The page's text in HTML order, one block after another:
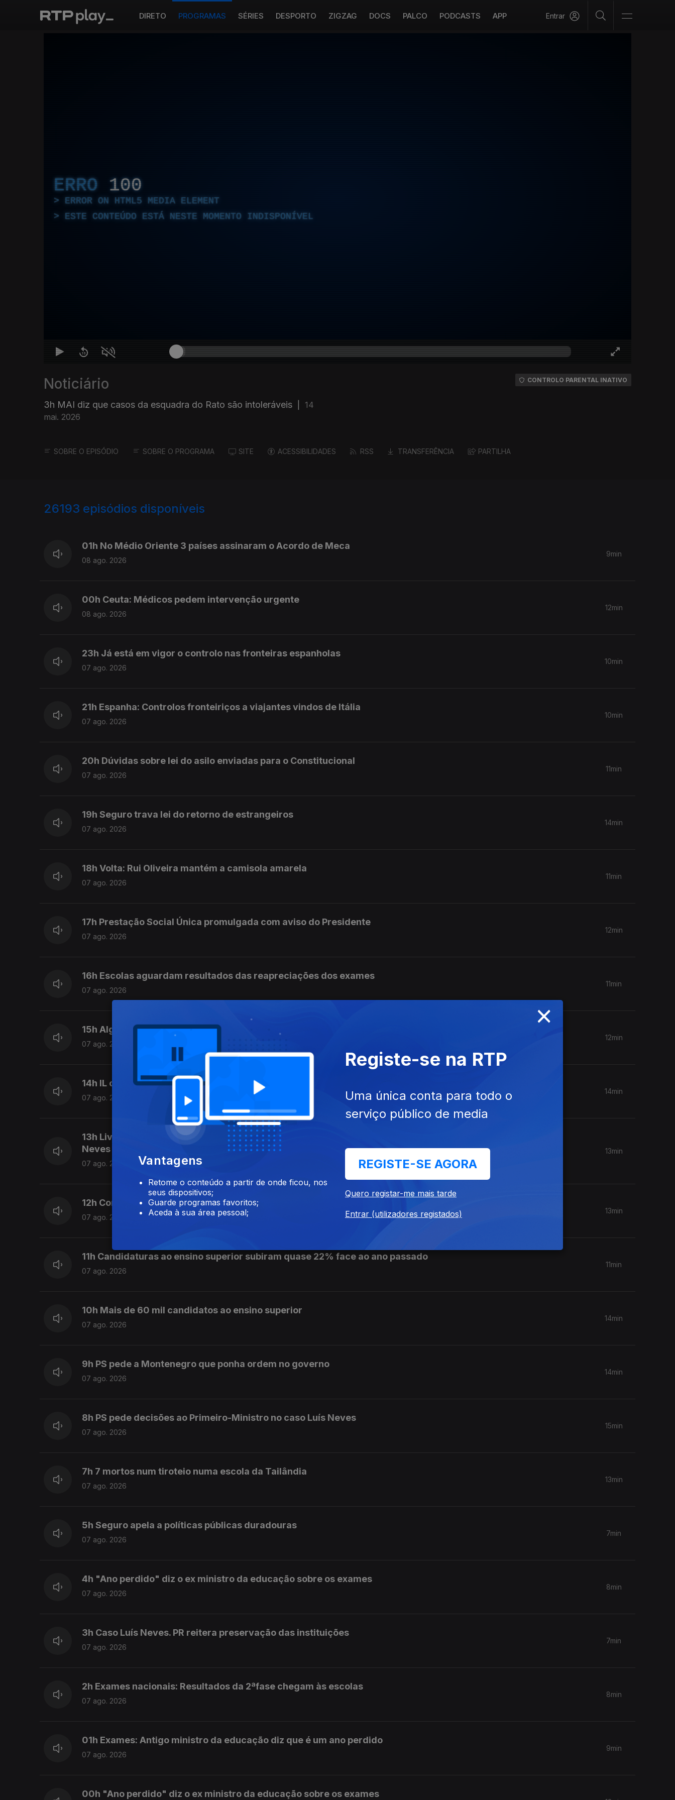
DIRETO PROGRAMAS SÉRIES DESPORTO ZIGZAG DOCS PALCO PODCASTS APP Entrar
ERRO 100
ERROR ON HTML5 MEDIA ELEMENT
ESTE CONTEÚDO ESTÁ NESTE MOMENTO INDISPONÍVEL
Noticiário
3h MAI diz que casos da esquadra do Rato são intoleráveis
14
mai. 2026
CONTROLO PARENTAL INATIVO
SOBRE O EPISÓDIO SOBRE O PROGRAMA SITE ACESSIBILIDADES RSS TRANSFERÊNCIA PARTILHA
26193 episódios disponíveis
01h No Médio Oriente 3 países assinaram o Acordo de Meca
08 ago. 2026
9min
00h Ceuta: Médicos pedem intervenção urgente
08 ago. 2026
12min
23h Já está em vigor o controlo nas fronteiras espanholas
07 ago. 2026
10min
21h Espanha: Controlos fronteiriços a viajantes vindos de Itália
07 ago. 2026
10min
20h Dúvidas sobre lei do asilo enviadas para o Constitucional
07 ago. 2026
11min
19h Seguro trava lei do retorno de estrangeiros
07 ago. 2026
14min
18h Volta: Rui Oliveira mantém a camisola amarela
07 ago. 2026
11min
17h Prestação Social Única promulgada com aviso do Presidente
07 ago. 2026
12min
16h Escolas aguardam resultados das reapreciações dos exames
07 ago. 2026
11min
15h Algumas escolas já comecaram a receber os resultados das reapreciações
07 ago. 2026
12min
14h IL considera que Luís Neves não tem condições para continuar no cargo
07 ago. 2026
14min
13h Livre pede a Montenegro que se pronuncie sobre auditoria aos mandatos de Luís
Neves
07 ago. 2026
13min
12h Combustíveis vão baixar mais de 10 cêntimos na próxima semana
07 ago. 2026
13min
11h Candidaturas ao ensino superior subiram quase 22% face ao ano passado
07 ago. 2026
11min
10h Mais de 60 mil candidatos ao ensino superior
07 ago. 2026
14min
9h PS pede a Montenegro que ponha ordem no governo
07 ago. 2026
14min
8h PS pede decisões ao Primeiro-Ministro no caso Luís Neves
07 ago. 2026
15min
7h 7 mortos num tiroteio numa escola da Tailândia
07 ago. 2026
13min
5h Seguro apela a políticas públicas duradouras
07 ago. 2026
7min
4h "Ano perdido" diz o ex ministro da educação sobre os exames
07 ago. 2026
8min
3h Caso Luís Neves. PR reitera preservação das instituições
07 ago. 2026
7min
2h Exames nacionais: Resultados da 2ªfase chegam às escolas
07 ago. 2026
8min
01h Exames: Antigo ministro da educação diz que é um ano perdido
07 ago. 2026
9min
00h "Ano perdido" diz o ex ministro da educação sobre os exames
×
Vantagens
Retome o conteúdo a partir de onde ficou, nos
seus dispositivos;
Guarde programas favoritos;
Aceda à sua área pessoal;
Registe-se na RTP
Uma única conta para todo o
serviço público de media
REGISTE-SE AGORA
Quero registar-me mais tarde
Entrar (utilizadores registados)